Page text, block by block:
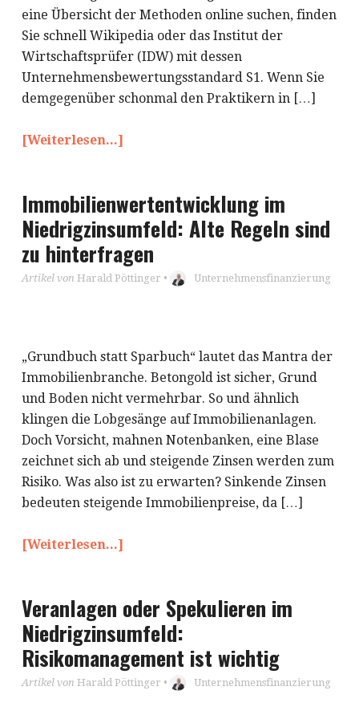
eine Übersicht der Methoden online suchen, finden
Sie schnell Wikipedia oder das Institut der
Wirtschaftsprüfer (IDW) mit dessen
Unternehmensbewertungsstandard S1. Wenn Sie
demgegenüber schonmal den Praktikern in […]
[Weiterlesen...]
Immobilienwertentwicklung im
Niedrigzinsumfeld: Alte Regeln sind
zu hinterfragen
Artikel von Harald Pöttinger • Unternehmensfinanzierung
„Grundbuch statt Sparbuch“ lautet das Mantra der
Immobilienbranche. Betongold ist sicher, Grund
und Boden nicht vermehrbar. So und ähnlich
klingen die Lobgesänge auf Immobilienanlagen.
Doch Vorsicht, mahnen Notenbanken, eine Blase
zeichnet sich ab und steigende Zinsen werden zum
Risiko. Was also ist zu erwarten? Sinkende Zinsen
bedeuten steigende Immobilienpreise, da […]
[Weiterlesen...]
Veranlagen oder Spekulieren im
Niedrigzinsumfeld:
Risikomanagement ist wichtig
Artikel von Harald Pöttinger • Unternehmensfinanzierung